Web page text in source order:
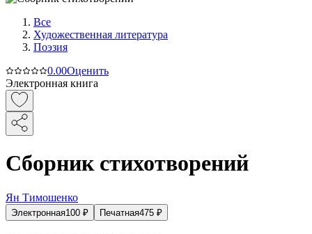
Все
Художественная литература
Поэзия
0.00Оценить
Электронная книга
Сборник стихотворений
Ян Тимошенко
Электронная100 ₽ Печатная475 ₽